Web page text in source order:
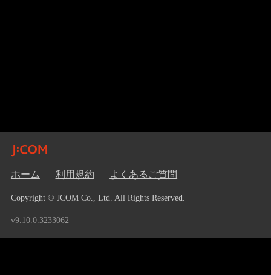
ホーム 利用規約 よくあるご質問
Copyright © JCOM Co., Ltd. All Rights Reserved.
v9.10.0.3233062